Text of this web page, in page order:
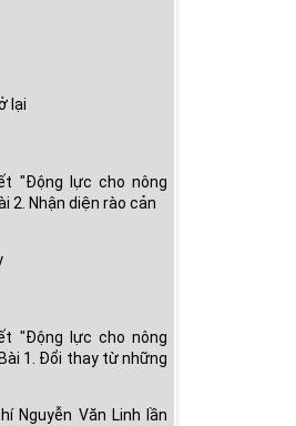
lại
"Động lực cho nông
2. Nhận diện rào cản
"Động lực cho nông
1. Đổi thay từ những
Nguyễn Văn Linh lần